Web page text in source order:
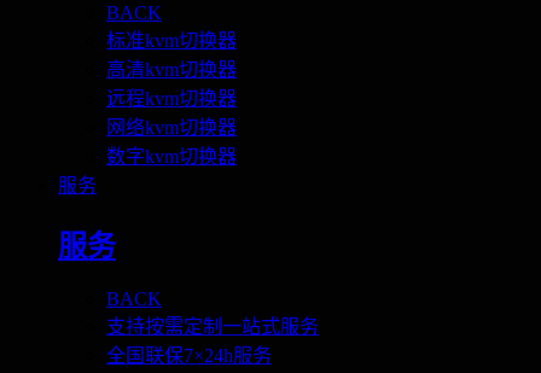
BACK
标准kvm切换器
高清kvm切换器
远程kvm切换器
网络kvm切换器
数字kvm切换器
服务
服务
BACK
支持按需定制一站式服务
全国联保7×24h服务